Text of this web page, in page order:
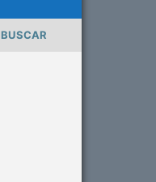
BUSCAR